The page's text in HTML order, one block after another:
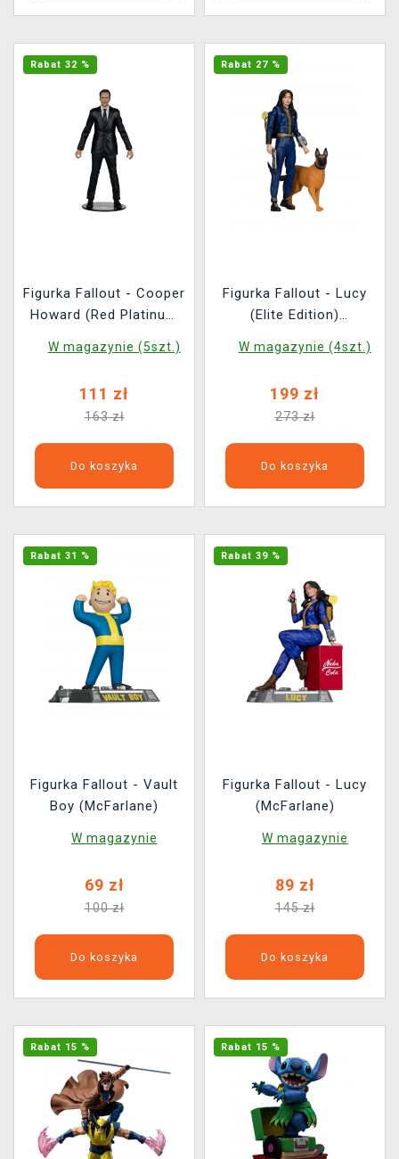
Rabat 32 %
Figurka Fallout - Cooper
Howard (Red Platinum
W magazynie (5szt.)
111 zł
163 zł
Do koszyka
Rabat 27 %
Figurka Fallout - Lucy
(Elite Edition)
W magazynie (4szt.)
199 zł
273 zł
Do koszyka
Rabat 31 %
Figurka Fallout - Vault
Boy (McFarlane)
W magazynie
69 zł
100 zł
Do koszyka
Rabat 39 %
Figurka Fallout - Lucy
(McFarlane)
W magazynie
89 zł
145 zł
Do koszyka
Rabat 15 % Rabat 15 %